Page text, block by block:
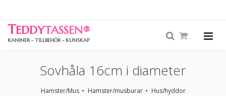
TEDDYTASSEN®
KANINER - TILLBEHÖR - KUNSKAP
Sovhåla 16cm i diameter
Hamster/Mus Hamster/musburar Hus/hyddor